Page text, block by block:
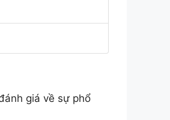
giá về sự phổ